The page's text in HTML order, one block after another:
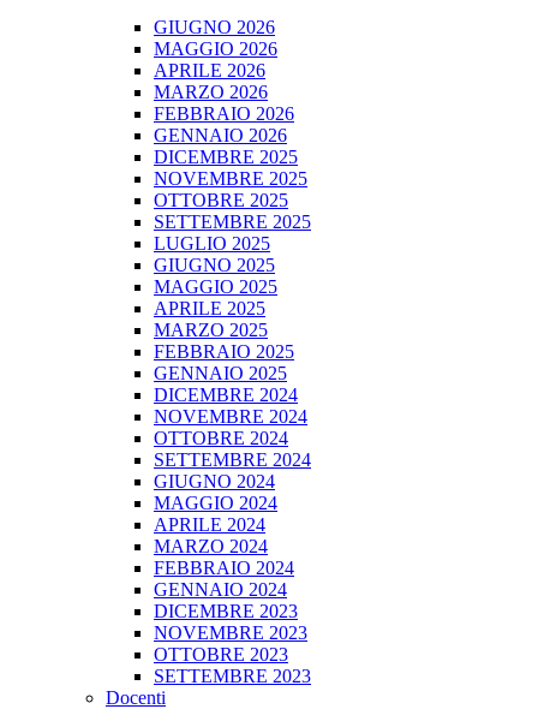
GIUGNO 2026
MAGGIO 2026
APRILE 2026
MARZO 2026
FEBBRAIO 2026
GENNAIO 2026
DICEMBRE 2025
NOVEMBRE 2025
OTTOBRE 2025
SETTEMBRE 2025
LUGLIO 2025
GIUGNO 2025
MAGGIO 2025
APRILE 2025
MARZO 2025
FEBBRAIO 2025
GENNAIO 2025
DICEMBRE 2024
NOVEMBRE 2024
OTTOBRE 2024
SETTEMBRE 2024
GIUGNO 2024
MAGGIO 2024
APRILE 2024
MARZO 2024
FEBBRAIO 2024
GENNAIO 2024
DICEMBRE 2023
NOVEMBRE 2023
OTTOBRE 2023
SETTEMBRE 2023
Docenti